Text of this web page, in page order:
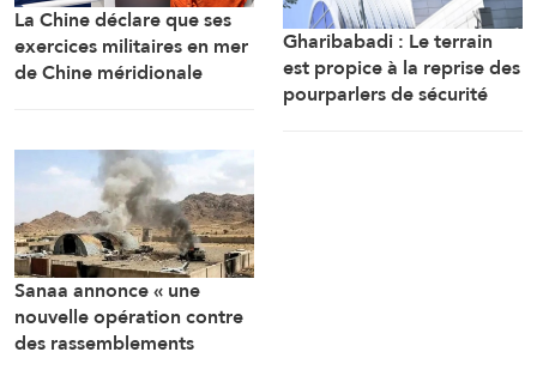
La Chine déclare que ses
exercices militaires en mer
de Chine méridionale
Philippines
Gharibabadi : Le terrain
est propice à la reprise des
pourparlers de sécurité
Sanaa annonce « une
nouvelle opération contre
des rassemblements